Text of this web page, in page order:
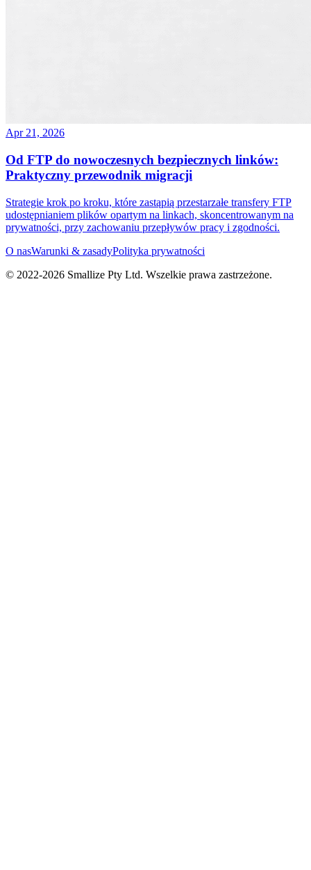
Apr 21, 2026
Od FTP do nowoczesnych bezpiecznych linków:
Praktyczny przewodnik migracji
Strategie krok po kroku, które zastąpią przestarzałe transfery FTP
udostępnianiem plików opartym na linkach, skoncentrowanym na
prywatności, przy zachowaniu przepływów pracy i zgodności.
O nasWarunki & zasadyPolityka prywatności
© 2022-2026 Smallize Pty Ltd. Wszelkie prawa zastrzeżone.